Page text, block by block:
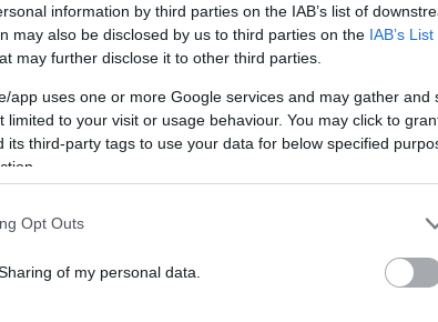
information by third parties on the IAB’s list of
may also be disclosed by us to third parties on the IAB’s
may further disclose it to other third parties.
app uses one or more Google services and may gather and
limited to your visit or usage behaviour. You may click to
its third-party tags to use your data for below specified
Opt Outs
of my personal data.
Friss
tu-154:
az
mivel
Jánost?